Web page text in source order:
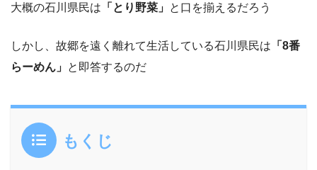
大概の石川県民は 「とり野菜」 と口を揃えるだろう
しかし、故郷を遠く離れて生活している石川県民は 「8番
らーめん」 と即答するのだ
もくじ